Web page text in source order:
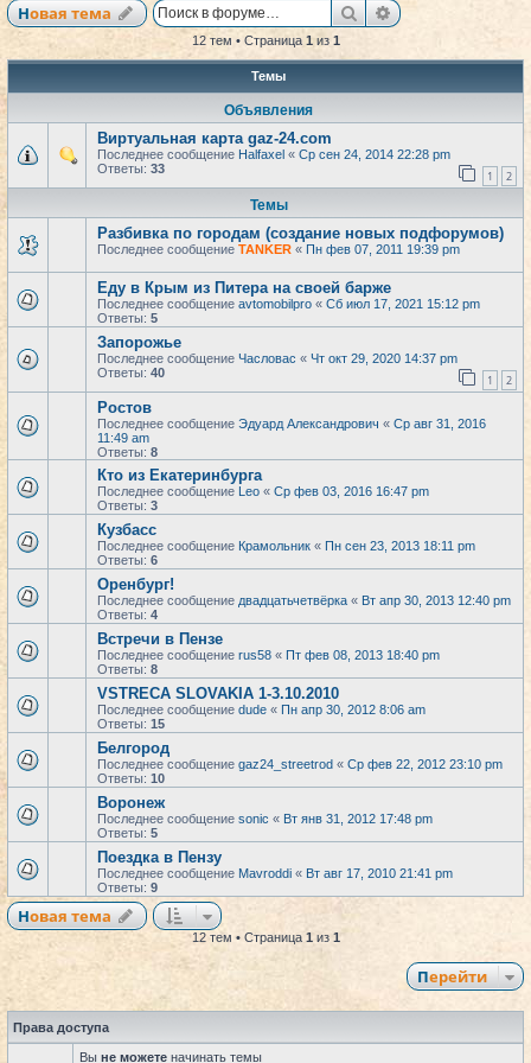
Новая тема ПоискРасширенный
12 тем • Страница 1из 1
Темы
Объявления
Виртуальная карта gaz-24.com
Последнее сообщение Halfaxel « Ср сен 24, 2014 22:28 pm
Ответы: 33 1 2
Темы
Разбивка по городам (создание новых подфорумов)
Последнее сообщение TANKER « Пн фев 07, 2011 19:39 pm
Еду в Крым из Питера на своей барже
Последнее сообщение avtomobilpro « Сб июл 17, 2021 15:12 pm
Ответы: 5
Запорожье
Последнее сообщение Часловас « Чт окт 29, 2020 14:37 pm
Ответы: 40 1 2
Ростов
Последнее сообщение Эдуард Александрович « Ср авг 31, 2016
11:49 am
Ответы: 8
Кто из Екатеринбурга
Последнее сообщение Leo « Ср фев 03, 2016 16:47 pm
Ответы: 3
Кузбасс
Последнее сообщение Крамольник « Пн сен 23, 2013 18:11 pm
Ответы: 6
Оренбург!
Последнее сообщение двадцатьчетвёрка « Вт апр 30, 2013 12:40 pm
Ответы: 4
Встречи в Пензе
Последнее сообщение rus58 « Пт фев 08, 2013 18:40 pm
Ответы: 8
VSTRECA SLOVAKIA 1-3.10.2010
Последнее сообщение dude « Пн апр 30, 2012 8:06 am
Ответы: 15
Белгород
Последнее сообщение gaz24_streetrod « Ср фев 22, 2012 23:10 pm
Ответы: 10
Воронеж
Последнее сообщение sonic « Вт янв 31, 2012 17:48 pm
Ответы: 5
Поездка в Пензу
Последнее сообщение Mavroddi « Вт авг 17, 2010 21:41 pm
Ответы: 9
Новая тема
12 тем • Страница 1из 1
Перейти
Права доступа
Вы не можете начинать темы